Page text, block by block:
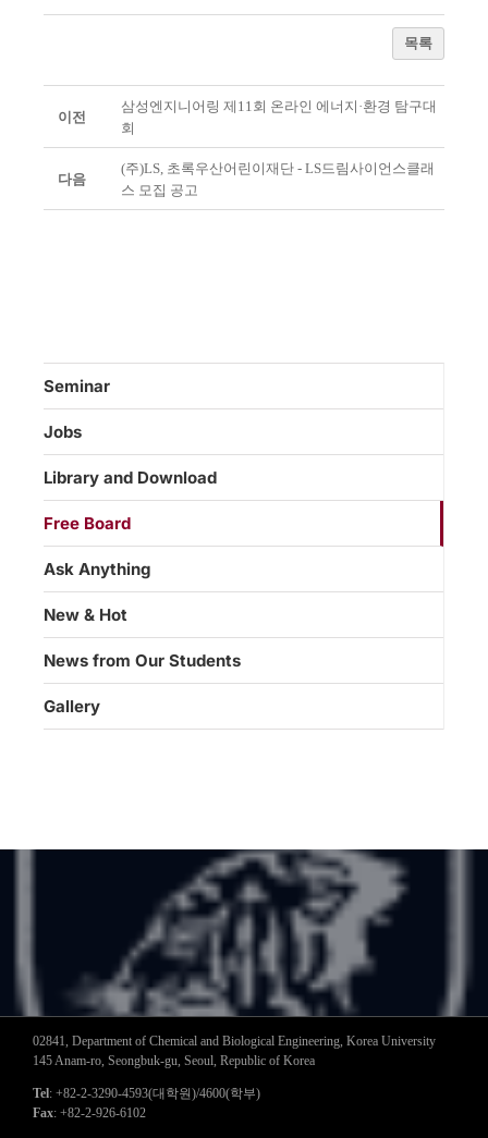
목록
이전
삼성엔지니어링 제11회 온라인 에너지·환경 탐구대
회
다음
(주)LS, 초록우산어린이재단 - LS드림사이언스클래
스 모집 공고
Seminar
Jobs
Library and Download
Free Board
Ask Anything
New & Hot
News from Our Students
Gallery
02841, Department of Chemical and Biological Engineering, Korea University
145 Anam-ro, Seongbuk-gu, Seoul, Republic of Korea
Tel: +82-2-3290-4593(대학원)/4600(학부)
Fax: +82-2-926-6102